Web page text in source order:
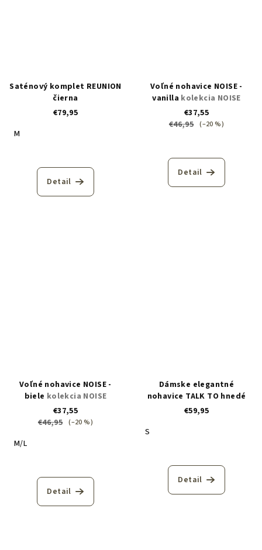
Saténový komplet REUNION
čierna
€79,95
M
Detail
Voľné nohavice NOISE -
vanilla kolekcia NOISE
€37,55
€46,95 (–20 %)
Detail
Voľné nohavice NOISE -
biele kolekcia NOISE
€37,55
€46,95 (–20 %)
M/L
Detail
Dámske elegantné
nohavice TALK TO hnedé
€59,95
S
Detail